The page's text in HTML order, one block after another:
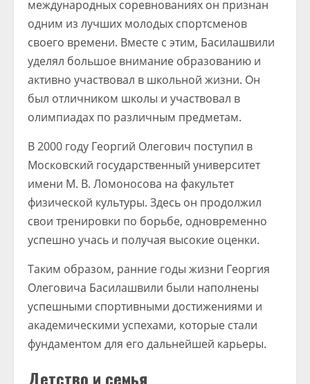
международных соревнованиях он признан
одним из лучших молодых спортсменов
своего времени. Вместе с этим, Басилашвили
уделял большое внимание образованию и
активно участвовал в школьной жизни. Он
был отличником школы и участвовал в
олимпиадах по различным предметам.
В 2000 году Георгий Олегович поступил в
Московский государственный университет
имени М. В. Ломоносова на факультет
физической культуры. Здесь он продолжил
свои тренировки по борьбе, одновременно
успешно учась и получая высокие оценки.
Таким образом, ранние годы жизни Георгия
Олеговича Басилашвили были наполнены
успешными спортивными достижениями и
академическими успехами, которые стали
фундаментом для его дальнейшей карьеры.
Детство и семья